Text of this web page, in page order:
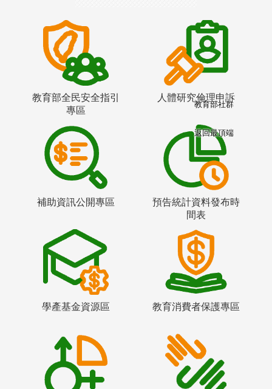
教育部全民安全指引
專區
人體研究倫理申訴
補助資訊公開專區
預告統計資料發布時
間表
學產基金資源區 教育消費者保護專區
教育部社群
返回最頂端